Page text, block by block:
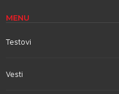
MENU
Testovi
Vesti